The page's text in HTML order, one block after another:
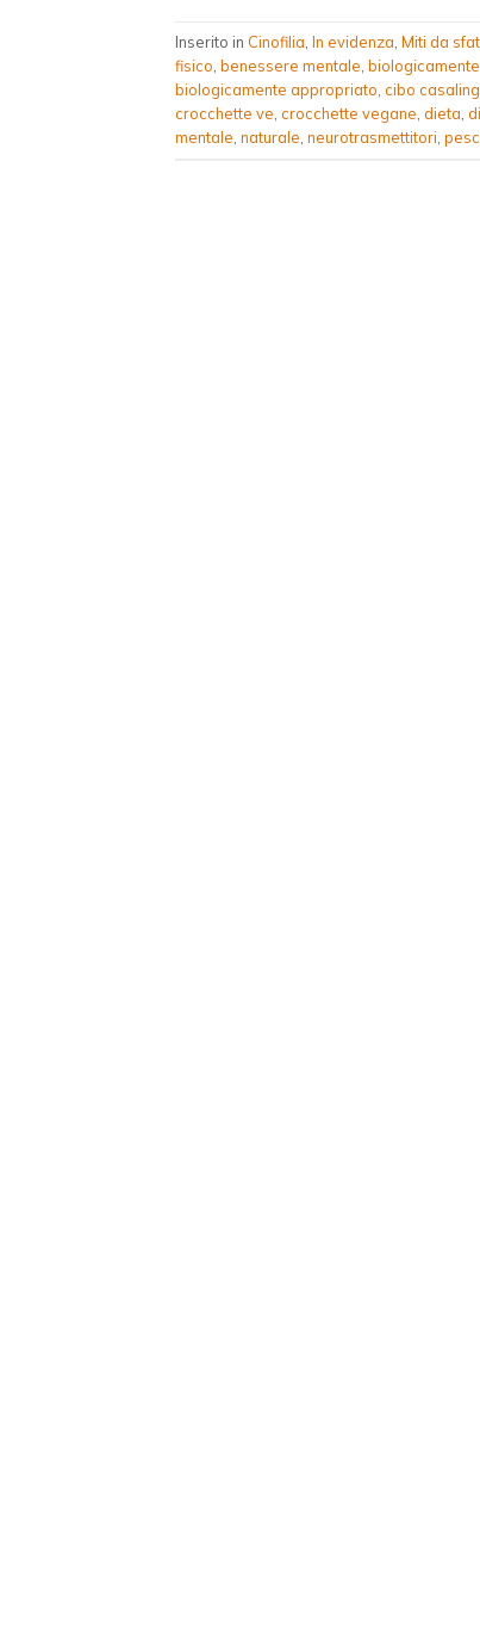
Inserito in Cinofilia In evidenza Miti da
fisico benessere mentale
biologicamente appropriato cibo
crocchette ve crocchette vegane dieta
mentale naturale neurotrasmettitori